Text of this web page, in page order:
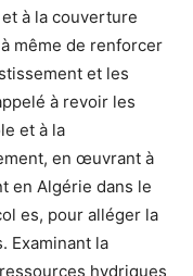
à la couverture
même de renforcer
et les
à revoir les
et à la
en œuvrant à
en Algérie dans le
es, pour alléger la
Examinant la
hydriques